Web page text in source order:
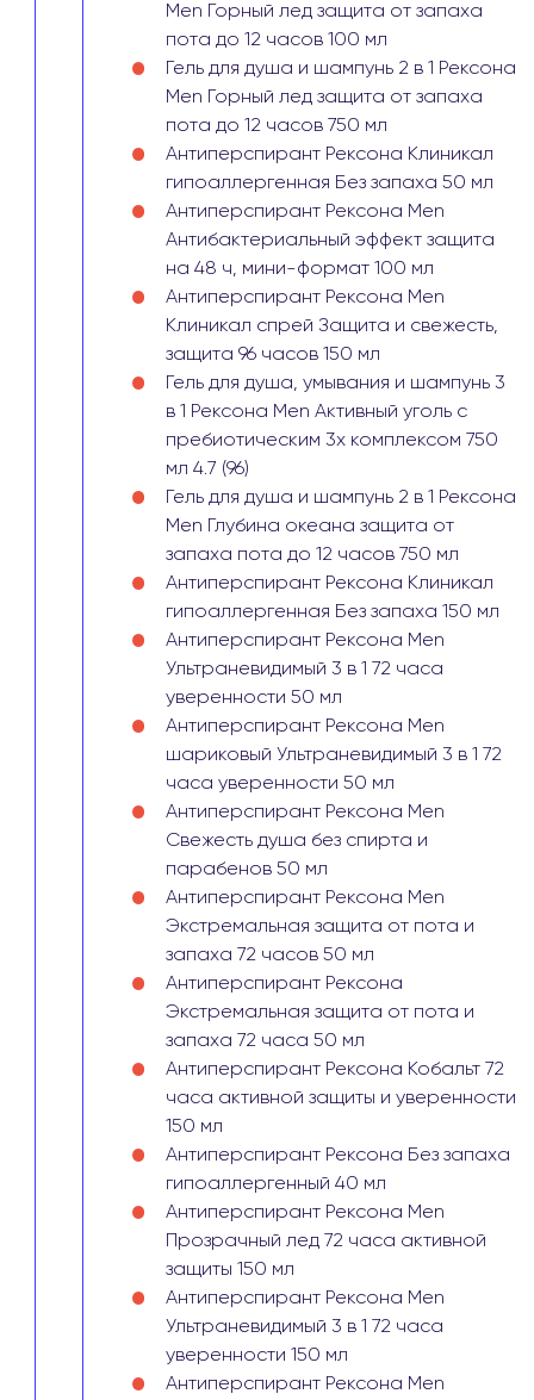
Men Горный лед защита от запаха
пота до 12 часов 100 мл
Гель для душа и шампунь 2 в 1 Рексона
Men Горный лед защита от запаха
пота до 12 часов 750 мл
Антиперспирант Рексона Клиникал
гипоаллергенная Без запаха 50 мл
Антиперспирант Рексона Men
Антибактериальный эффект защита
на 48 ч, мини-формат 100 мл
Антиперспирант Рексона Men
Клиникал спрей Защита и свежесть,
защита 96 часов 150 мл
Гель для душа, умывания и шампунь 3
в 1 Рексона Men Активный уголь с
пребиотическим 3х комплексом 750
мл 4.7 (96)
Гель для душа и шампунь 2 в 1 Рексона
Men Глубина океана защита от
запаха пота до 12 часов 750 мл
Антиперспирант Рексона Клиникал
гипоаллергенная Без запаха 150 мл
Антиперспирант Рексона Men
Ультраневидимый 3 в 1 72 часа
уверенности 50 мл
Антиперспирант Рексона Men
шариковый Ультраневидимый 3 в 1 72
часа уверенности 50 мл
Антиперспирант Рексона Men
Свежесть душа без спирта и
парабенов 50 мл
Антиперспирант Рексона Men
Экстремальная защита от пота и
запаха 72 часов 50 мл
Антиперспирант Рексона
Экстремальная защита от пота и
запаха 72 часа 50 мл
Антиперспирант Рексона Кобальт 72
часа активной защиты и уверенности
150 мл
Антиперспирант Рексона Без запаха
гипоаллергенный 40 мл
Антиперспирант Рексона Men
Прозрачный лед 72 часа активной
защиты 150 мл
Антиперспирант Рексона Men
Ультраневидимый 3 в 1 72 часа
уверенности 150 мл
Антиперспирант Рексона Men